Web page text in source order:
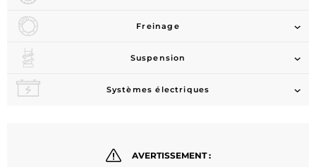
Freinage
Suspension
Systèmes électriques
AVERTISSEMENT :